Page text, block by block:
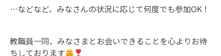
…などなど、みなさんの状況に応じて何度でも参加OK！
教職員一同、みなさまとお会いできることを心よりお待
ちしております